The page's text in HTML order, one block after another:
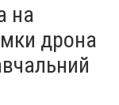
на
дрона